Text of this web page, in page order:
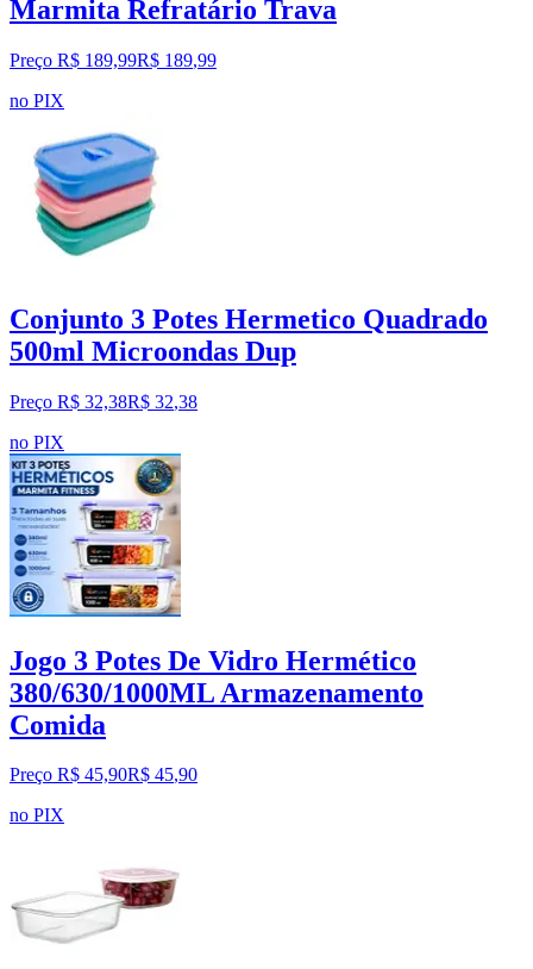
Marmita Refratário Trava
Preço R$ 189,99R$ 189,99
no PIX
Conjunto 3 Potes Hermetico Quadrado
500ml Microondas Dup
Preço R$ 32,38R$ 32,38
no PIX
Jogo 3 Potes De Vidro Hermético
380/630/1000ML Armazenamento
Comida
Preço R$ 45,90R$ 45,90
no PIX